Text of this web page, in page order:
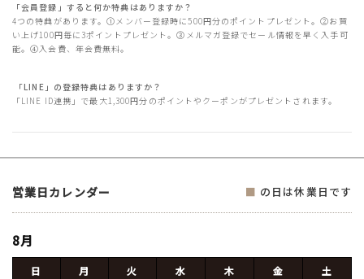
「会員登録」すると何か特典はありますか？
4つの特典があります。①メンバー登録時に500円分のポイントプレゼント。②お買
い上げ100円毎に3ポイントプレゼント。③メルマガ登録でセール情報を早く入手可
能。④入会費、年会費無料。
「LINE」の登録特典はありますか？
「LINE ID連携」で最大1,300円分のポイントやクーポンがプレゼントされます。
営業日カレンダー ■ の日は休業日です
8月
日 月 火 水 木 金
土